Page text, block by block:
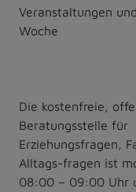
Veranstaltungen
Woche
Die kostenfreie,
Beratungsstelle für
Erziehungsfragen,
Alltags-fragen ist
08:00 – 09:00 Uhr